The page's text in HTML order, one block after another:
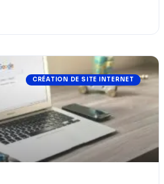
CRÉATION DE SITE INTERNET